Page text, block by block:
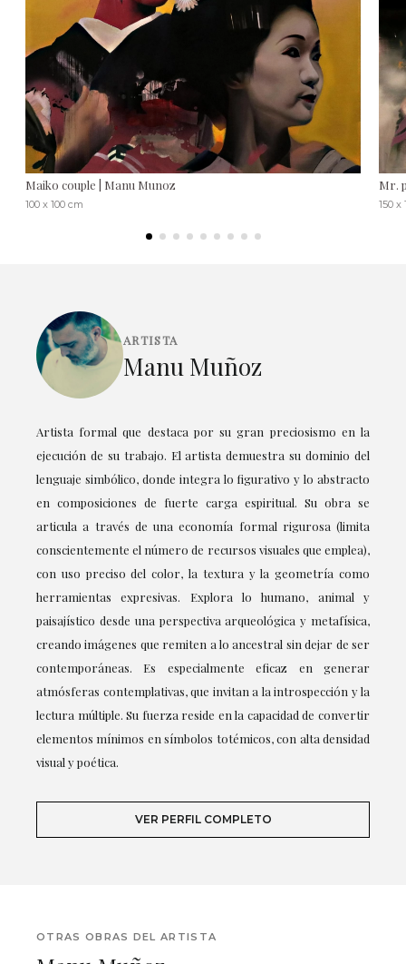
Maiko couple | Manu Munoz
100 x 100 cm
Mr.
150 x
ARTISTA
Manu Muñoz
Artista formal que destaca por su gran preciosismo en la
ejecución de su trabajo. El artista demuestra su dominio del
lenguaje simbólico, donde integra lo figurativo y lo abstracto
en composiciones de fuerte carga espiritual. Su obra se
articula a través de una economía formal rigurosa (limita
conscientemente el número de recursos visuales que emplea),
con uso preciso del color, la textura y la geometría como
herramientas expresivas. Explora lo humano, animal y
paisajístico desde una perspectiva arqueológica y metafísica,
creando imágenes que remiten a lo ancestral sin dejar de ser
contemporáneas. Es especialmente eficaz en generar
atmósferas contemplativas, que invitan a la introspección y la
lectura múltiple. Su fuerza reside en la capacidad de convertir
elementos mínimos en símbolos totémicos, con alta densidad
visual y poética.
VER PERFIL COMPLETO
OTRAS OBRAS DEL ARTISTA